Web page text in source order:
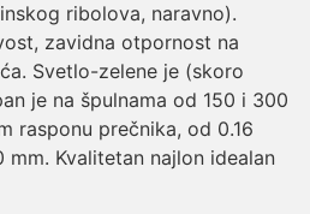
ribolova, naravno).
zavidna otpornost na
Svetlo-zelene je (skoro
je na špulnama od 150 i 300
rasponu prečnika, od 0.16
Kvalitetan najlon idealan